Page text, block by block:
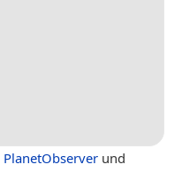
PlanetObserver und